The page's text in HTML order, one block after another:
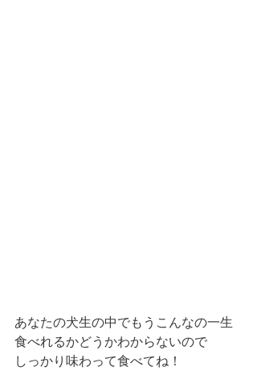
あなたの犬生の中でもうこんなの一生
食べれるかどうかわからないので
しっかり味わって食べてね！